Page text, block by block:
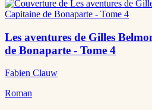
Les aventures de Gilles
de Bonaparte - Tome 4
Fabien Clauw
Roman